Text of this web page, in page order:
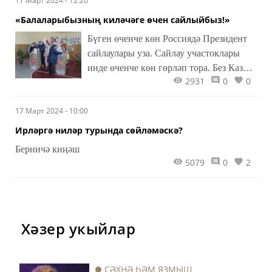
«Балаларыбызның киләчәге өчен сайлыйбыз!»
Бүген өченче көн Россиядә Президент
сайлаулары уза. Сайлау участоклары
инде өченче көн гөрләп тора. Без Казан
янындагы Отары бистәсендәге 266 нчы
кайттык.
2931 0 0
17 Март 2024 - 10:00
Ирләргә ниләр турында сөйләмәскә?
Берничә киңәш
5079 0 2
Хәзер укыйлар
СӘХНӘ ҺӘМ ЯЗМЫШ